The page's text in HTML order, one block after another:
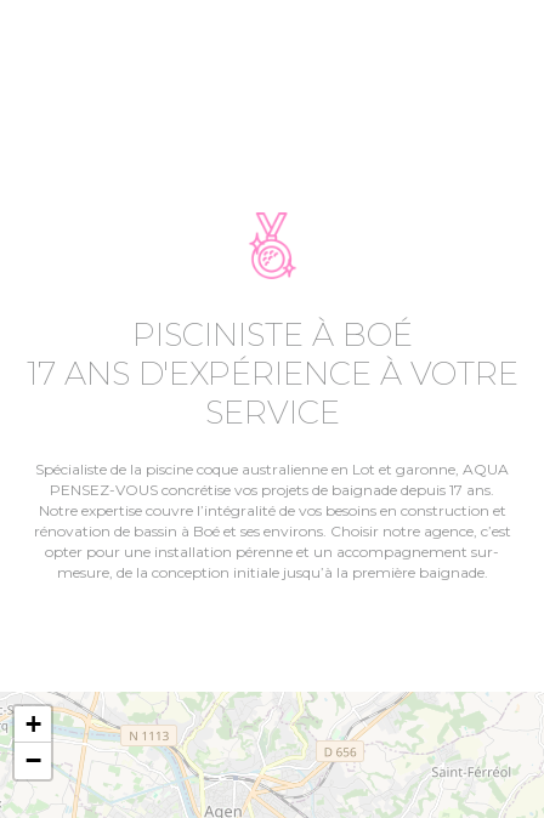
PISCINISTE À BOÉ
17 ANS D'EXPÉRIENCE À VOTRE
SERVICE
Spécialiste de la piscine coque australienne en Lot et garonne, AQUA
PENSEZ-VOUS concrétise vos projets de baignade depuis 17 ans.
Notre expertise couvre l’intégralité de vos besoins en construction et
rénovation de bassin à Boé et ses environs. Choisir notre agence, c’est
opter pour une installation pérenne et un accompagnement sur-
mesure, de la conception initiale jusqu’à la première baignade.
+
−